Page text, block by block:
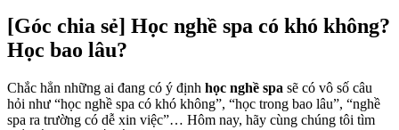
[Góc chia sẻ] Học nghề spa có khó không?
Học bao lâu?
Chắc hẳn những ai đang có ý định học nghề spa sẽ có vô số câu
hỏi như “học nghề spa có khó không”, “học trong bao lâu”, “nghề
spa ra trường có dễ xin việc”… Hôm nay, hãy cùng chúng tôi tìm